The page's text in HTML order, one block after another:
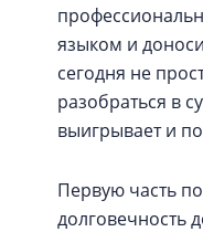
языком и
сегодня не
разобраться в
выигрывает и
Первую часть
долговечность